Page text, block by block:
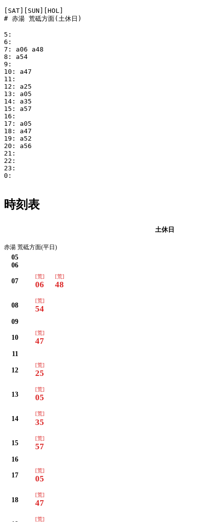
[SAT][SUN][HOL]
# 赤湯 荒砥方面(土休日)
5:
6:
7: a06 a48
8: a54
9:
10: a47
11:
12: a25
13: a05
14: a35
15: a57
16:
17: a05
18: a47
19: a52
20: a56
21:
22:
23:
0:
時刻表
土休日
赤湯 荒砥方面(平日)
05
06
07
[荒]
06
[荒]
48
08
[荒]
54
09
10
[荒]
47
11
12
[荒]
25
13
[荒]
05
14
[荒]
35
15
[荒]
57
16
17
[荒]
05
18
[荒]
47
[荒]